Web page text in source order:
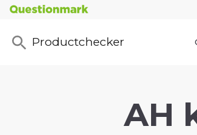
Productchecker
AH